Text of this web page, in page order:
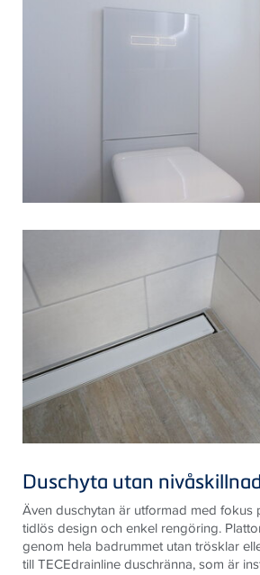
Duschyta utan
Även duschytan är utformad med fokus
tidlös design och enkel rengöring.
genom hela badrummet utan trösklar
till TECEdrainline duschränna, som är